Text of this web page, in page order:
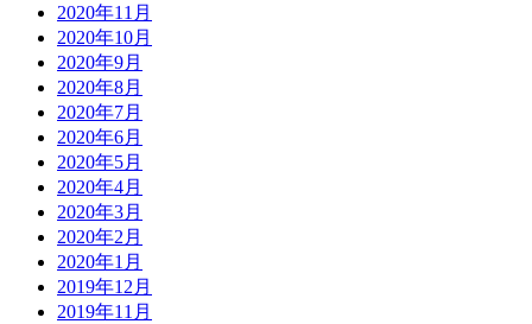
2020年11月
2020年10月
2020年9月
2020年8月
2020年7月
2020年6月
2020年5月
2020年4月
2020年3月
2020年2月
2020年1月
2019年12月
2019年11月